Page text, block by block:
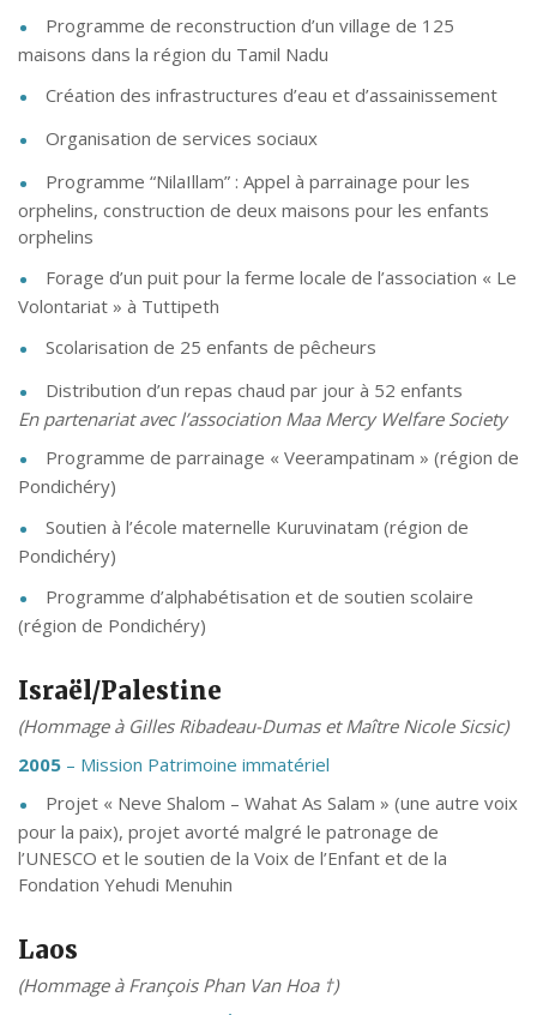
Programme de reconstruction d’un village de 125
maisons dans la région du Tamil Nadu
Création des infrastructures d’eau et d’assainissement
Organisation de services sociaux
Programme “NilaIllam” : Appel à parrainage pour les
orphelins, construction de deux maisons pour les enfants
orphelins
Forage d’un puit pour la ferme locale de l’association « Le
Volontariat » à Tuttipeth
Scolarisation de 25 enfants de pêcheurs
Distribution d’un repas chaud par jour à 52 enfants
En partenariat avec l’association Maa Mercy Welfare Society
Programme de parrainage « Veerampatinam » (région de
Pondichéry)
Soutien à l’école maternelle Kuruvinatam (région de
Pondichéry)
Programme d’alphabétisation et de soutien scolaire
(région de Pondichéry)
Israël/Palestine
(Hommage à Gilles Ribadeau-Dumas et Maître Nicole Sicsic)
2005 – Mission Patrimoine immatériel
Projet « Neve Shalom – Wahat As Salam » (une autre voix
pour la paix), projet avorté malgré le patronage de
l’UNESCO et le soutien de la Voix de l’Enfant et de la
Fondation Yehudi Menuhin
Laos
(Hommage à François Phan Van Hoa †)